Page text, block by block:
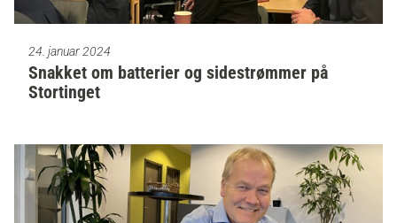
24. januar 2024
Snakket om batterier og sidestrømmer på
Stortinget